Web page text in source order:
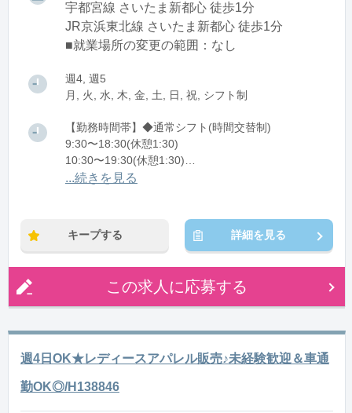
宇都宮線 さいたま新都心 徒歩1分
JR京浜東北線 さいたま新都心 徒歩1分
■就業場所の変更の範囲：なし
週4, 週5
月, 火, 水, 木, 金, 土, 日, 祝, シフト制
【勤務時間帯】◆通常シフト(時間交替制)
9:30〜18:30(休憩1:30)
10:30〜19:30(休憩1:30)
11:30〜20:30(休憩1:30)
※残業：0〜10時間程度/月
...続きを見る
キープする 詳細を見る
この求人に応募する
週4日OK★レディースアパレル販売♪未経験歓迎＆車通
勤OK◎/H138846